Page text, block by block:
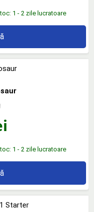
1 - 2 zile lucratoare
1 - 2 zile lucratoare